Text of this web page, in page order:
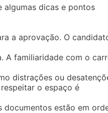
algumas dicas e pontos
a aprovação. O
A familiaridade com o
distrações ou
o espaço é
estão em